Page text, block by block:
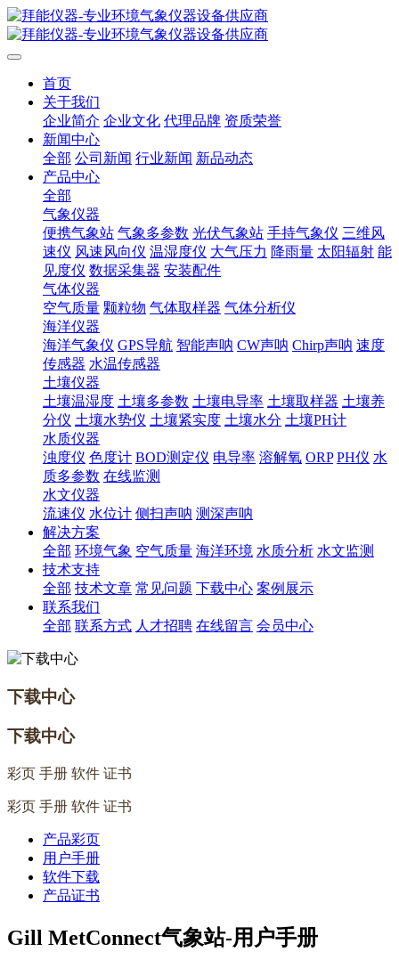
首页
关于我们
企业简介 企业文化 代理品牌 资质荣誉
新闻中心
全部 公司新闻 行业新闻 新品动态
产品中心
全部
气象仪器
便携气象站 气象多参数 光伏气象站 手持气象仪 三维风
速仪 风速风向仪 温湿度仪 大气压力 降雨量 太阳辐射 能
见度仪 数据采集器 安装配件
气体仪器
空气质量 颗粒物 气体取样器 气体分析仪
海洋仪器
海洋气象仪 GPS导航 智能声呐 CW声呐 Chirp声呐 速度
传感器 水温传感器
土壤仪器
土壤温湿度 土壤多参数 土壤电导率 土壤取样器 土壤养
分仪 土壤水势仪 土壤紧实度 土壤水分 土壤PH计
水质仪器
浊度仪 色度计 BOD测定仪 电导率 溶解氧 ORP PH仪 水
质多参数 在线监测
水文仪器
流速仪 水位计 侧扫声呐 测深声呐
解决方案
全部 环境气象 空气质量 海洋环境 水质分析 水文监测
技术支持
全部 技术文章 常见问题 下载中心 案例展示
联系我们
全部 联系方式 人才招聘 在线留言 会员中心
下载中心
下载中心
彩页 手册 软件 证书
彩页 手册 软件 证书
产品彩页
用户手册
软件下载
产品证书
Gill MetConnect气象站-用户手册